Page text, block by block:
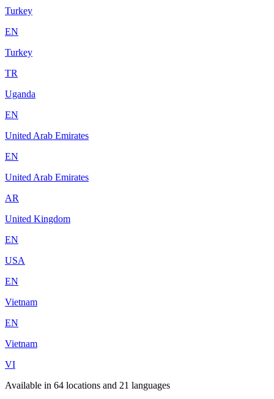
Turkey
EN
Turkey
TR
Uganda
EN
United Arab Emirates
EN
United Arab Emirates
AR
United Kingdom
EN
USA
EN
Vietnam
EN
Vietnam
VI
Available in 64 locations and 21 languages